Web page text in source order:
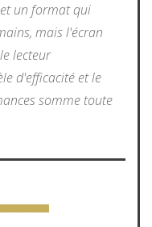
un format qui
mais l'écran
lecteur
d'efficacité et le
somme toute